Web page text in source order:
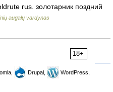
rus. золотарник поздний
augalų vardynas
18+
Drupal,
WordPress,